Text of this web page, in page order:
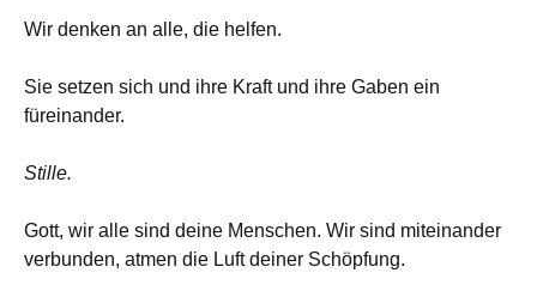
Wir denken an alle, die helfen.
Sie setzen sich und ihre Kraft und ihre Gaben ein
füreinander.
Stille.
Gott, wir alle sind deine Menschen. Wir sind miteinander
verbunden, atmen die Luft deiner Schöpfung.